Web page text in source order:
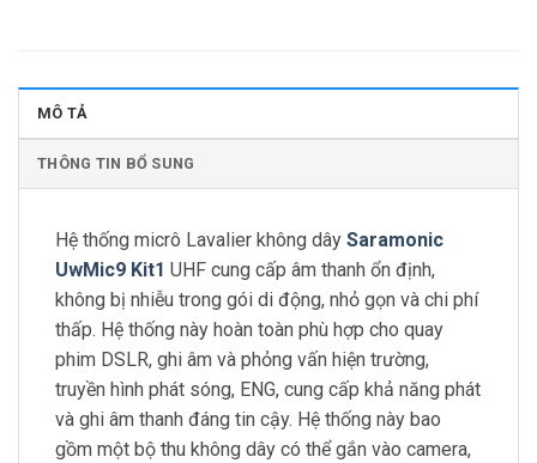
MÔ TẢ
THÔNG TIN BỔ SUNG
Hệ thống micrô Lavalier không dây Saramonic
UwMic9 Kit1 UHF cung cấp âm thanh ổn định,
không bị nhiễu trong gói di động, nhỏ gọn và chi phí
thấp. Hệ thống này hoàn toàn phù hợp cho quay
phim DSLR, ghi âm và phỏng vấn hiện trường,
truyền hình phát sóng, ENG, cung cấp khả năng phát
và ghi âm thanh đáng tin cậy. Hệ thống này bao
gồm một bộ thu không dây có thể gắn vào camera,